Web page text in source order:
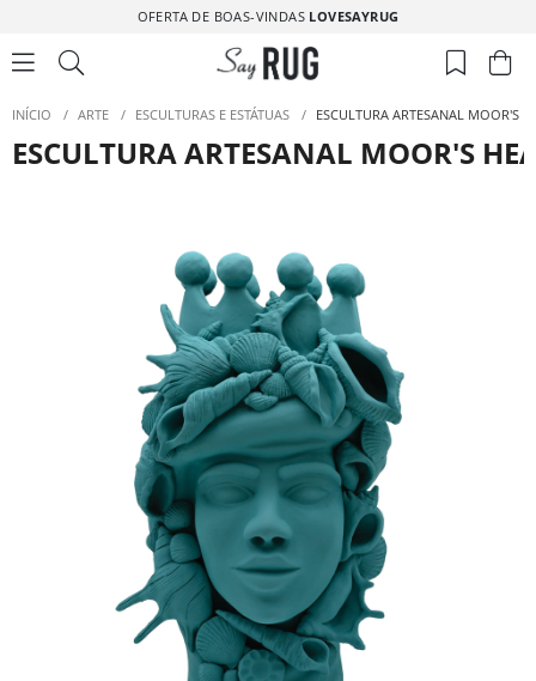
OFERTA DE BOAS-VINDAS LOVESAYRUG
INÍCIO / ARTE / ESCULTURAS E ESTÁTUAS / ESCULTURA ARTESANAL MOOR'S
ESCULTURA ARTESANAL MOOR'S